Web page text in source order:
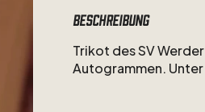
Beschreibung
Trikot desSVWerder
Autogrammen. Unter